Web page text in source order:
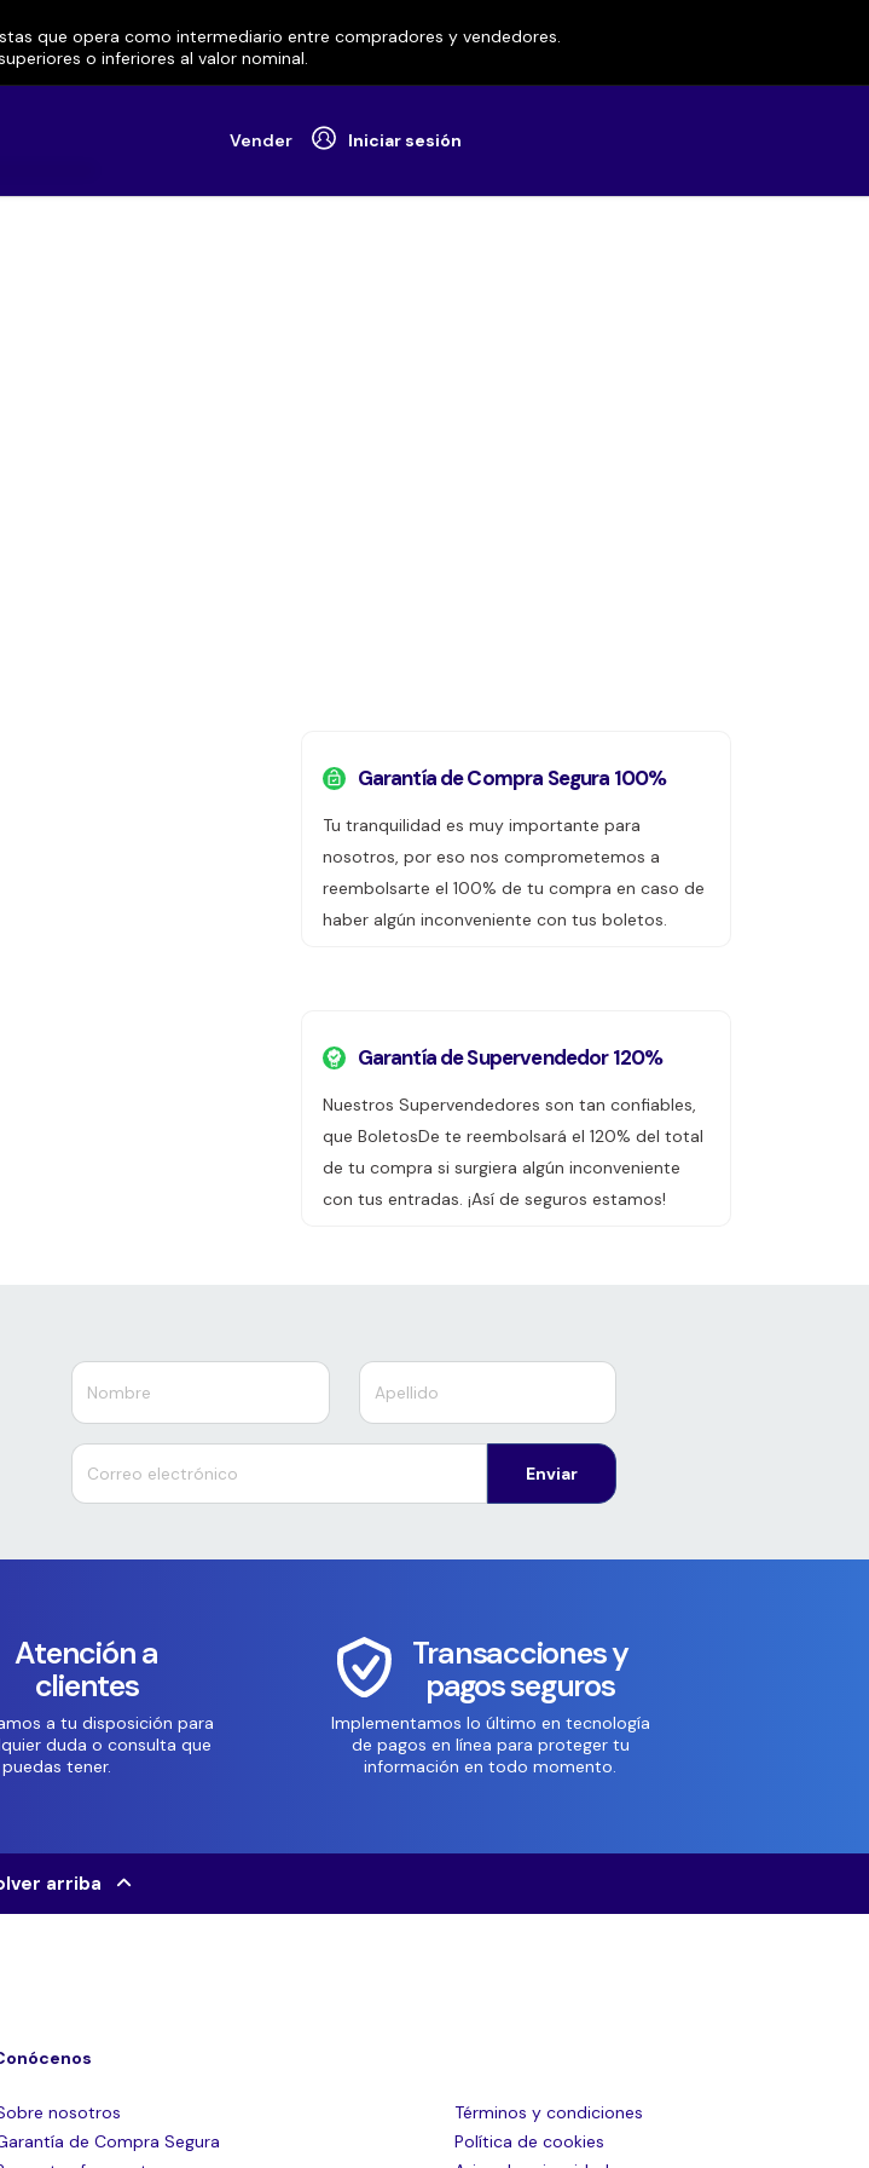
que opera como intermediario entre compradores y vendedores.
o inferiores al valor nominal.
Vender Iniciar sesión
Garantía de Compra Segura 100%
Tu tranquilidad es muy importante para
nosotros, por eso nos comprometemos a
reembolsarte el 100% de tu compra en caso de
haber algún inconveniente con tus boletos.
Garantía de Supervendedor 120%
Nuestros Supervendedores son tan confiables,
que BoletosDe te reembolsará el 120% del total
de tu compra si surgiera algún inconveniente
con tus entradas. ¡Así de seguros estamos!
Enviar
Atención a
clientes
a tu disposición para
duda o consulta que
puedas tener.
Transacciones y
pagos seguros
Implementamos lo último en tecnología
de pagos en línea para proteger tu
información en todo momento.
arriba
nosotros
de Compra Segura
Términos y condiciones
Política de cookies